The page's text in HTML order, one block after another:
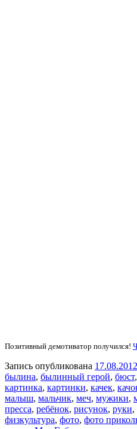
Позитивный демотиватор получился!
Запись опубликована 17.08.2012
былина, былинный герой, бюст,
картинка, картинки, качек,
малыш, мальчик, меч, мужики,
пресса, ребёнок, рисунок, руки,
физкультура, фото, фото